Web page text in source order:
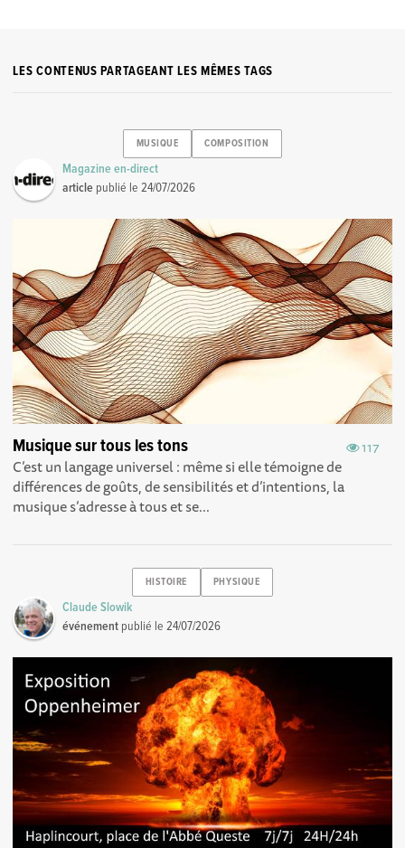
LES CONTENUS PARTAGEANT LES MÊMES TAGS
MUSIQUE COMPOSITION
Magazine en-direct
article publié le24/07/2026
117
Musique sur tous les tons
C’est un langage universel : même si elle témoigne de
différences de goûts, de sensibilités et d’intentions, la
musique s’adresse à tous et se...
HISTOIRE PHYSIQUE
Claude Slowik
événement publié le24/07/2026